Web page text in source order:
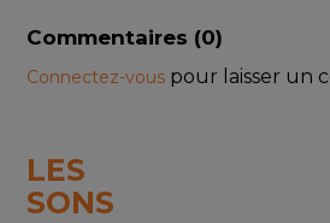
Commentaires (0)
Connectez-vous pour laisser un
LES
SONS